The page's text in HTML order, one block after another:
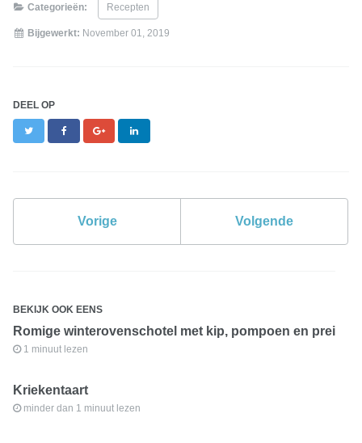
Categorieën: Recepten
Bijgewerkt: November 01, 2019
DEEL OP
Twitter FacebookGoogle+
Vorige Volgende
BEKIJK OOK EENS
Romige winterovenschotel met kip, pompoen en prei
1 minuut lezen
Kriekentaart
minder dan 1 minuut lezen